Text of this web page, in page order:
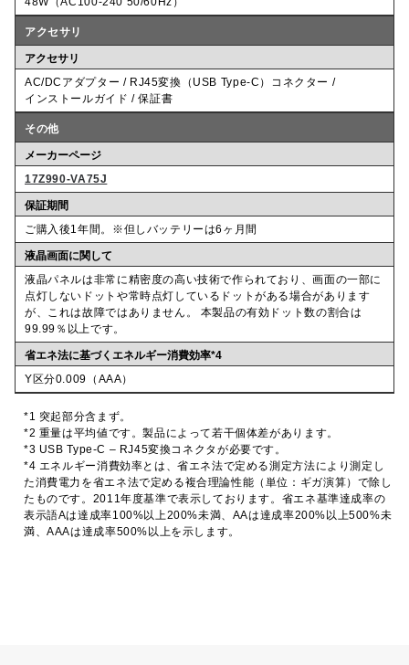
アクセサリ
アクセサリ
AC/DCアダプター / RJ45変換（USB Type-C）コネクター /
インストールガイド / 保証書
その他
メーカーページ
17Z990-VA75J
保証期間
ご購入後1年間。※但しバッテリーは6ヶ月間
液晶画面に関して
液晶パネルは非常に精密度の高い技術で作られており、画面の一部に
点灯しないドットや常時点灯しているドットがある場合があります
が、これは故障ではありません。 本製品の有効ドット数の割合は
99.99％以上です。
省エネ法に基づくエネルギー消費効率*4
Y区分0.009（AAA）
*1 突起部分含まず。
*2 重量は平均値です。製品によって若干個体差があります。
*3 USB Type-C – RJ45変換コネクタが必要です。
*4 エネルギー消費効率とは、省エネ法で定める測定方法により測定し
た消費電力を省エネ法で定める複合理論性能（単位：ギガ演算）で除し
たものです。2011年度基準で表示しております。省エネ基準達成率の
表示語Aは達成率100%以上200%未満、AAは達成率200%以上500%未
満、AAAは達成率500%以上を示します。